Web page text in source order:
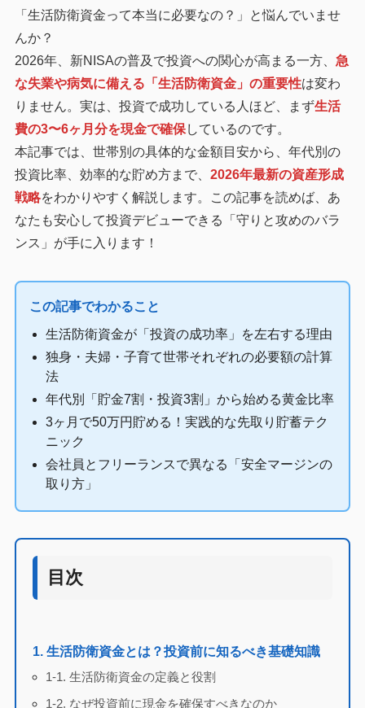
「生活防衛資金って本当に必要なの？」と悩んでいませ
んか？
2026年、新NISAの普及で投資への関心が高まる一方、 急
な失業や病気に備える「生活防衛資金」の重要性は変わ
りません。実は、投資で成功している人ほど、まず生活
費の3〜6ヶ月分を現金で確保しているのです。
本記事では、世帯別の具体的な金額目安から、年代別の
投資比率、効率的な貯め方まで、 2026年最新の資産形成
戦略をわかりやすく解説します。この記事を読めば、あ
なたも安心して投資デビューできる「守りと攻めのバラ
ンス」が手に入ります！
この記事でわかること
生活防衛資金が「投資の成功率」を左右する理由
独身・夫婦・子育て世帯それぞれの必要額の計算
法
年代別「貯金7割・投資3割」から始める黄金比率
3ヶ月で50万円貯める！実践的な先取り貯蓄テク
ニック
会社員とフリーランスで異なる「安全マージンの
取り方」
目次
1. 生活防衛資金とは？投資前に知るべき基礎知識
1-1. 生活防衛資金の定義と役割
1-2. なぜ投資前に現金を確保すべきなのか